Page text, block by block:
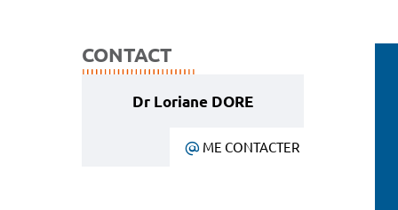
CONTACT
Dr Loriane DORE
ME CONTACTER